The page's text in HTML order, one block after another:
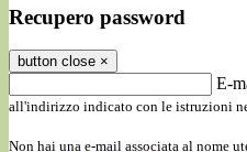
Recupero password
button close ×
E-
all'indirizzo indicato con le istruzioni
Non hai una e-mail associata al nome